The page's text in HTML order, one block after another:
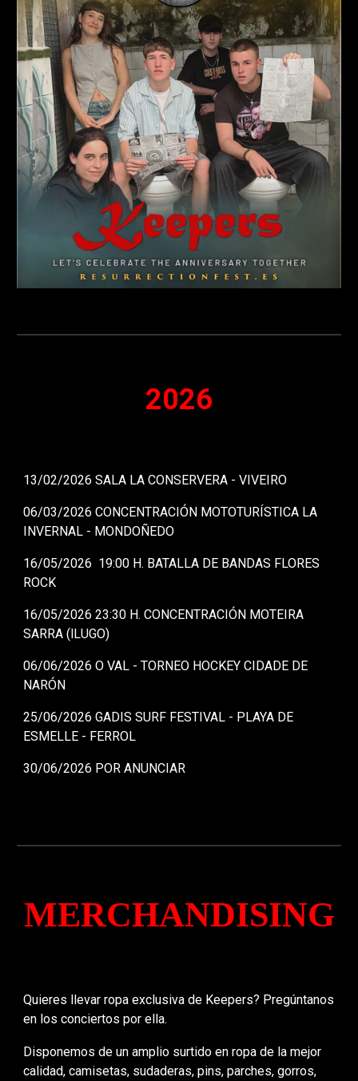
2026
13/02/2026 SALA LA CONSERVERA - VIVEIRO
06/03/2026 CONCENTRACIÓN MOTOTURÍSTICA LA
INVERNAL - MONDOÑEDO
16/05/2026 19:00 H. BATALLA DE BANDAS FLORES
ROCK
16/05/2026 23:30 H. CONCENTRACIÓN MOTEIRA
SARRA (lLUGO)
06/06/2026 O VAL - TORNEO HOCKEY CIDADE DE
NARÓN
25/06/2026 GADIS SURF FESTIVAL - PLAYA DE
ESMELLE - FERROL
30/06/2026 POR ANUNCIAR
MERCHANDISING
Quieres llevar ropa exclusiva de Keepers? Pregúntanos
en los conciertos por ella.
Disponemos de un amplio surtido en ropa de la mejor
calidad, camisetas, sudaderas, pins, parches, gorros,